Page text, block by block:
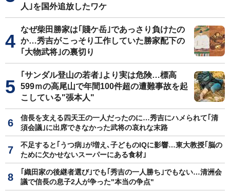
人｣を国外追放したワケ
なぜ柴田勝家は｢賤ケ岳｣であっさり負けたの
か…秀吉がこっそり工作していた勝家配下の
｢大物武将｣の裏切り
｢サンダル登山の若者｣より実は危険…標高
599ｍの高尾山で年間100件超の遭難事故を起
こしている"張本人"
信長を支える四天王の一人だったのに…秀吉にハメられて｢清
須会議｣に出席できなかった武将の哀れな末路
不足すると｢うつ病｣が増え､子どものIQに影響…東大教授｢脳の
ために欠かせないスーパーにある食材｣
｢織田家の後継者選び｣でも｢秀吉の一人勝ち｣でもない…清洲会
議で信長の息子2人が争った"本当の争点"